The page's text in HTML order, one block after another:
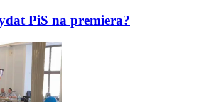
PiS na premiera?